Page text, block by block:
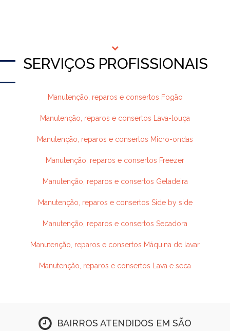
SERVIÇOS PROFISSIONAIS
Manutenção, reparos e consertos Fogão
Manutenção, reparos e consertos Lava-louça
Manutenção, reparos e consertos Micro-ondas
Manutenção, reparos e consertos Freezer
Manutenção, reparos e consertos Geladeira
Manutenção, reparos e consertos Side by side
Manutenção, reparos e consertos Secadora
Manutenção, reparos e consertos Máquina de lavar
Manutenção, reparos e consertos Lava e seca
BAIRROS ATENDIDOS EM SÃO